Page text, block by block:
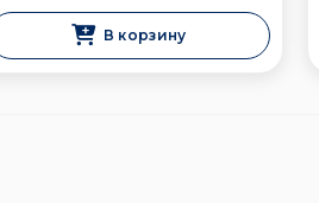
В корзину